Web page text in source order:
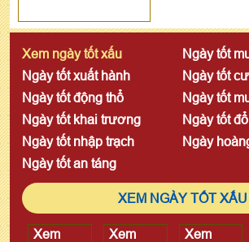
Xem ngày tốt xấu
Ngày tốt
Ngày tốt xuất hành
Ngày tốt
Ngày tốt động thổ
Ngày tốt
Ngày tốt khai trương
Ngày tốt
Ngày tốt nhập trạch
Ngày
Ngày tốt an táng
XEM NGÀY TỐT XẤU
Xem
Xem
Xem